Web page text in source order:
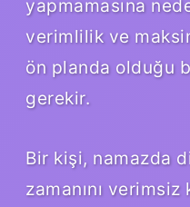
yapmamasına
verimlilik ve
ön planda olduğu
gerekir.
Bir kişi, namazda
zamanını